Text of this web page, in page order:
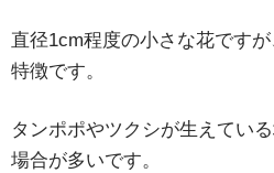
直径1cm程度の小さな花です
特徴です。
タンポポやツクシが生えてい
場合が多いです。